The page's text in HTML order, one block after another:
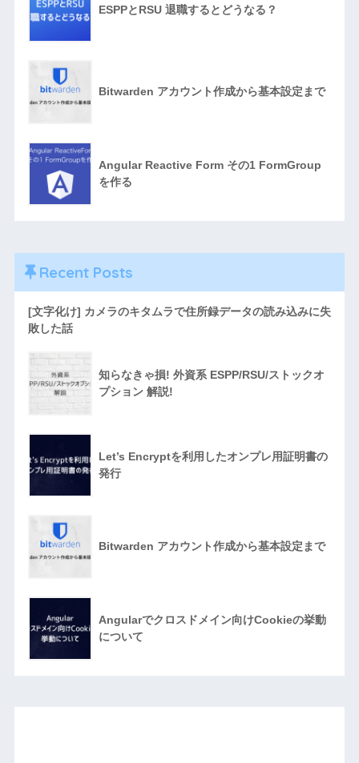
ESPPとRSU 退職するとどうなる？
Bitwarden アカウント作成から基本設定まで
Angular Reactive Form その1 FormGroup
を作る
Recent Posts
[文字化け] カメラのキタムラで住所録データの読み込みに失
敗した話
知らなきゃ損! 外資系 ESPP/RSU/ストックオ
プション 解説!
Let’s Encryptを利用したオンプレ用証明書の
発行
Bitwarden アカウント作成から基本設定まで
Angularでクロスドメイン向けCookieの挙動
について